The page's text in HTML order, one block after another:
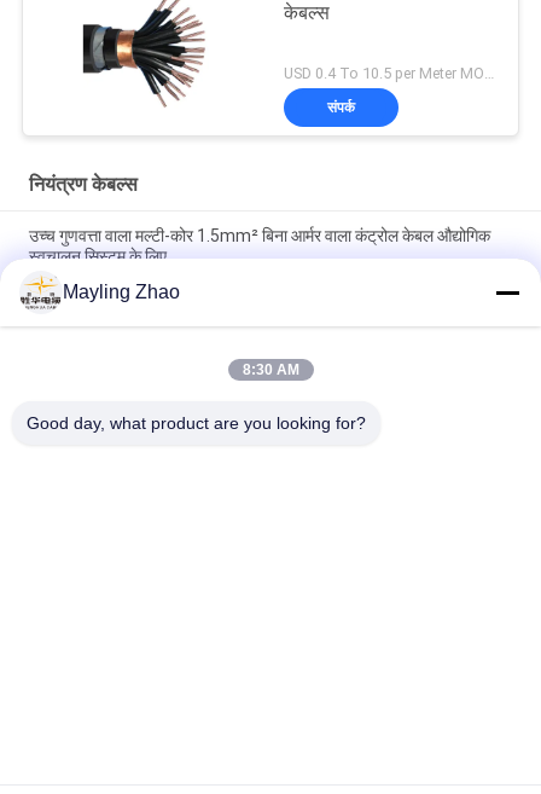
केबल्स
USD 0.4 To 10.5 per Meter MOQ:1000 मी
संपर्क
नियंत्रण केबल्स
उच्च गुणवत्ता वाला मल्टी-कोर 1.5mm² बिना आर्मर वाला कंट्रोल केबल औद्योगिक
स्वचालन सिस्टम के लिए
शंघाई शेंगहुआ केबल प्रोफेशनल 2 - 61 कोर अन बख्तरबंद केबल अनुकूलित सीई
केमा प्रमाणन
शंघाई शेनहुआ पावर केबल पेशेवर नियंत्रण लचीला तार केबल पर्यावरण के अनुकूल
Mayling Zhao
8:30 AM
Good day, what product are you looking for?